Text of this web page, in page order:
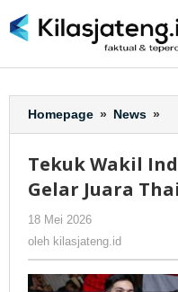
ke
Homepage » News »
Tekuk Wakil
Gelar Juara
18 Mei 2026
kilasjateng.id
oleh kilasjateng.id